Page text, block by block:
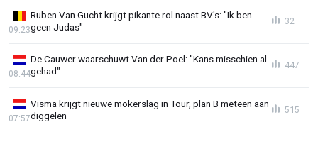
Ruben Van Gucht krijgt pikante rol naast BV's: "Ik ben
geen Judas"
09:23
32
De Cauwer waarschuwt Van der Poel: "Kans misschien al
gehad"
08:44
447
Visma krijgt nieuwe mokerslag in Tour, plan B meteen aan
diggelen
07:57
515